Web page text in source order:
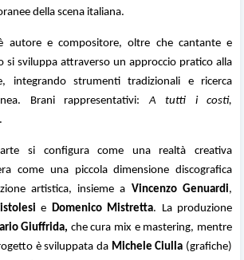
della scena italiana.
autore e compositore, oltre che cantante e
si sviluppa attraverso un approccio pratico alla
integrando strumenti tradizionali e ricerca
Brani rappresentativi:A tutti i costi,
.
si configura come una realtà creativa
come una piccola dimensione discografica
artistica, insieme a Vincenzo Genuardi,
e Domenico Mistretta. La produzione
Giuffrida, che cura mix e mastering, mentre
è sviluppata da Michele Ciulla (grafiche)